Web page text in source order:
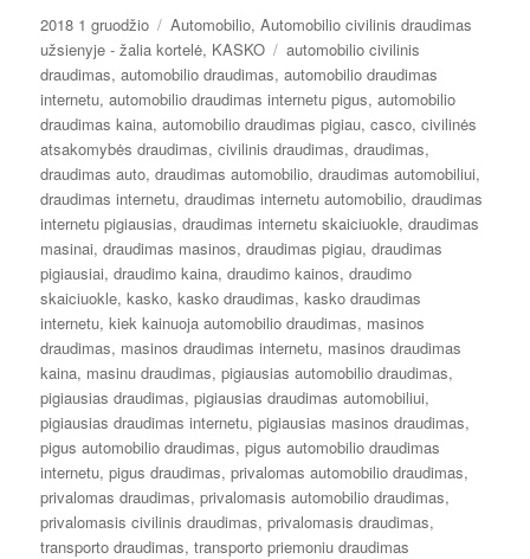
Paskelbta
2018 1 gruodžio Kategorijos
Automobilio,Automobilio civilinis draudimas
užsienyje - žalia kortelė, KASKO Žymos
automobilio civilinis
draudimas,automobilio draudimas,automobilio draudimas
internetu,automobilio draudimas internetu pigus,automobilio
draudimas kaina,automobilio draudimas pigiau,casco,civilinės
atsakomybės draudimas,civilinis draudimas,draudimas,
draudimas auto,draudimas automobilio,draudimas automobiliui,
draudimas internetu,draudimas internetu automobilio,draudimas
internetu pigiausias,draudimas internetu skaiciuokle,draudimas
masinai,draudimas masinos,draudimas pigiau,draudimas
pigiausiai,draudimo kaina,draudimo kainos,draudimo
skaiciuokle,kasko,kasko draudimas,kasko draudimas
internetu,kiek kainuoja automobilio draudimas, masinos
draudimas, masinos draudimas internetu, masinos draudimas
kaina, masinu draudimas,pigiausias automobilio draudimas,
pigiausias draudimas,pigiausias draudimas automobiliui,
pigiausias draudimas internetu,pigiausias masinos draudimas,
pigus automobilio draudimas,pigus automobilio draudimas
internetu,pigus draudimas,privalomas automobilio draudimas,
privalomas draudimas,privalomasis automobilio draudimas,
privalomasis civilinis draudimas,privalomasis draudimas,
transporto draudimas,transporto priemoniu draudimas